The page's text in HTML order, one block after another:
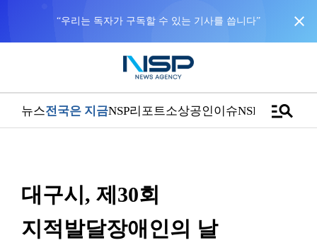
“우리는 독자가 구독할 수 있는 기사를 씁니다” close
뉴스전국은 지금NSP리포트소상공인이슈NSPTVmanage_search
대구시, 제30회
지적발달장애인의 날